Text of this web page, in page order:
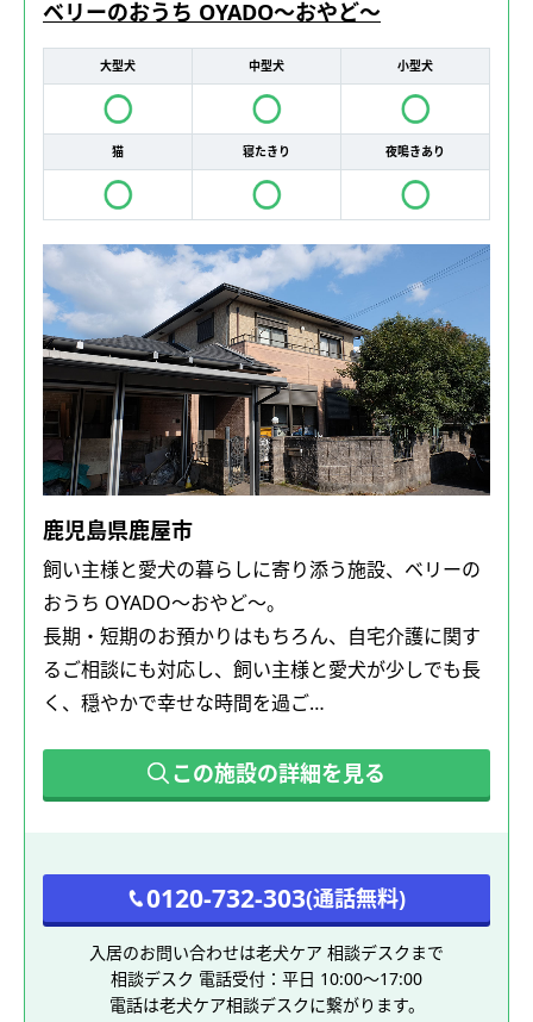
ベリーのおうち OYADO～おやど～
大型犬 中型犬 小型犬
猫 寝たきり 夜鳴きあり
鹿児島県鹿屋市
飼い主様と愛犬の暮らしに寄り添う施設、ベリーの
おうち OYADO～おやど～。
長期・短期のお預かりはもちろん、自宅介護に関す
るご相談にも対応し、飼い主様と愛犬が少しでも長
く、穏やかで幸せな時間を過ご…
この施設の詳細を見る
0120-732-303(通話無料)
入居のお問い合わせは老犬ケア 相談デスクまで
相談デスク 電話受付：平日 10:00～17:00
電話は老犬ケア相談デスクに繋がります。